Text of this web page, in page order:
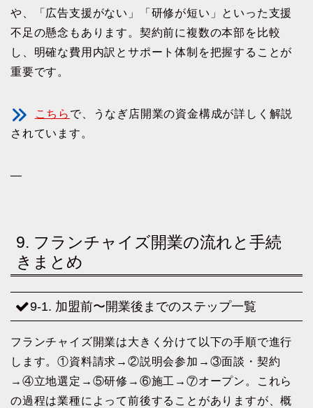
や、「広告支援がない」「研修が短い」といった支援
不足の懸念もあります。契約前に複数の本部を比較
し、明確な費用内訳とサポート体制を把握することが
重要です。
こちら で、うなぎ店開業の資金構成が詳しく解説
されています。
—
9. フランチャイズ開業の流れと手続
きまとめ
9-1. 加盟前〜開業後までのステップ一覧
フランチャイズ開業は大きく分けて以下の手順で進行
します。①資料請求→②説明会参加→③面談・契約
→④立地選定→⑤研修→⑥施工→⑦オープン。これら
の過程は業種によって前後することがありますが、概